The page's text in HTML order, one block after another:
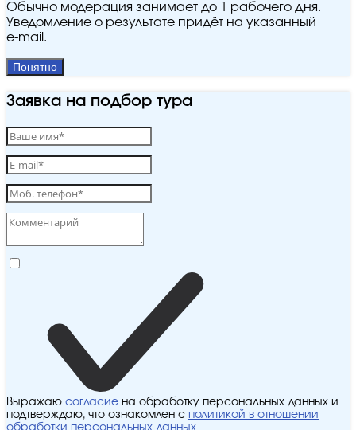
Обычно модерация занимает до 1 рабочего дня.
Уведомление о результате придёт на указанный
e‑mail.
Понятно
Заявка на подбор тура
Выражаю согласие на обработку персональных данных и
подтверждаю, что ознакомлен с политикой в отношении